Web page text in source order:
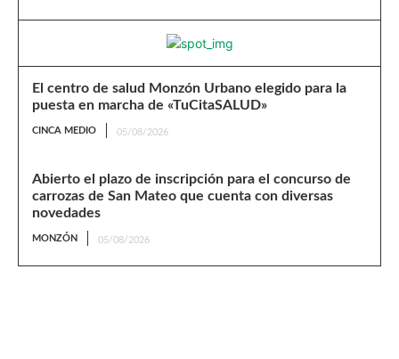
El centro de salud Monzón Urbano elegido para la
puesta en marcha de «TuCitaSALUD»
CINCA MEDIO 05/08/2026
Abierto el plazo de inscripción para el concurso de
carrozas de San Mateo que cuenta con diversas
novedades
MONZÓN 05/08/2026